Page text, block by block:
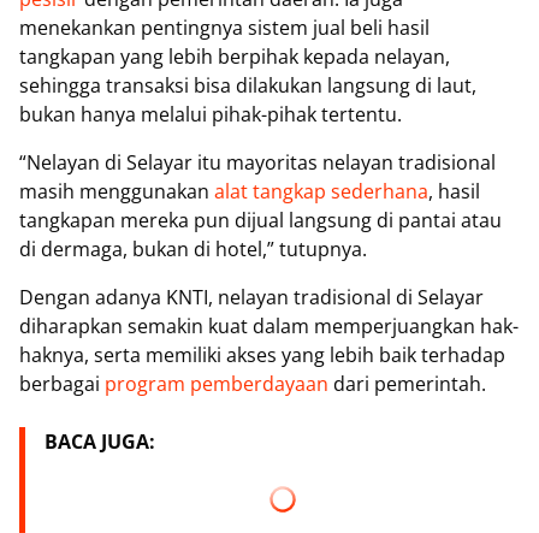
menekankan pentingnya sistem jual beli hasil
tangkapan yang lebih berpihak kepada nelayan,
sehingga transaksi bisa dilakukan langsung di laut,
bukan hanya melalui pihak-pihak tertentu.
‎“Nelayan di Selayar itu mayoritas nelayan tradisional
masih menggunakan alat tangkap sederhana, hasil
tangkapan mereka pun dijual langsung di pantai atau
di dermaga, bukan di hotel,” tutupnya.
‎Dengan adanya KNTI, nelayan tradisional di Selayar
diharapkan semakin kuat dalam memperjuangkan hak-
haknya, serta memiliki akses yang lebih baik terhadap
berbagai program pemberdayaan dari pemerintah.
BACA JUGA: